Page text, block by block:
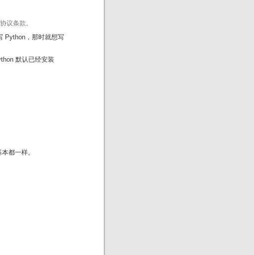
协议条款。
Python，那时就想写
默认已经安装
都一样。